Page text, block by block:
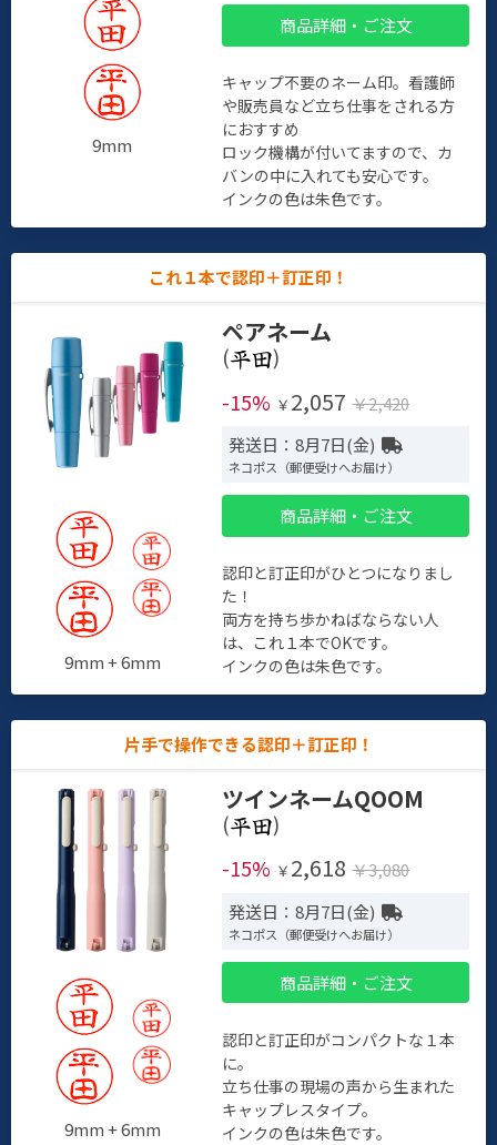
9mm
商品詳細・ご注文
キャップ不要のネーム印。看護師
や販売員など立ち仕事をされる方
におすすめ
ロック機構が付いてますので、カ
バンの中に入れても安心です。
インクの色は朱色です。
これ１本で認印＋訂正印！
9mm + 6mm
ペアネーム
(
)
-15% ￥ 2,057 ￥2,420
発送日：8月7日(金)
ネコポス（郵便受けへお届け）
商品詳細・ご注文
認印と訂正印がひとつになりまし
た！
両方を持ち歩かねばならない人
は、これ１本でOKです。
インクの色は朱色です。
片手で操作できる認印＋訂正印！
9mm + 6mm
ツインネームQOOM
(
)
-15% ￥ 2,618 ￥3,080
発送日：8月7日(金)
ネコポス（郵便受けへお届け）
商品詳細・ご注文
認印と訂正印がコンパクトな１本
に。
立ち仕事の現場の声から生まれた
キャップレスタイプ。
インクの色は朱色です。